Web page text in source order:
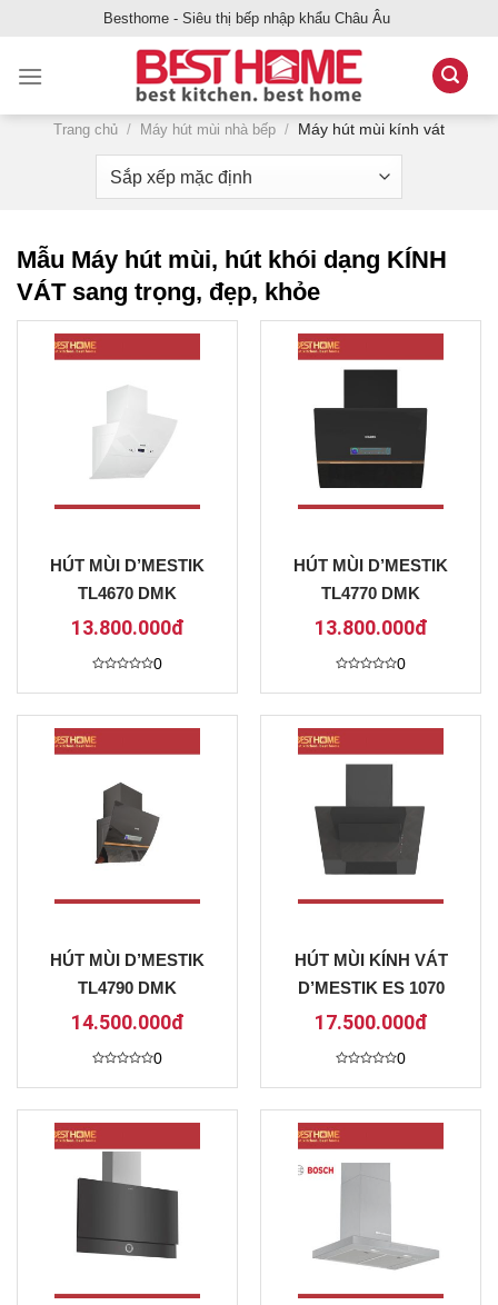
nội
Besthome - Siêu thị bếp nhập khẩu Châu Âu
Trang chủ / Máy hút mùi nhà bếp / Máy hút mùi kính vát
Mẫu Máy hút mùi, hút khói dạng KÍNH
VÁT sang trọng, đẹp, khỏe
HÚT MÙI D’MESTIK
TL4670 DMK
13.800.000đ
xếp
0
5
sao
0
HÚT MÙI D’MESTIK
TL4770 DMK
13.800.000đ
xếp
0
5
sao
0
HÚT MÙI D’MESTIK
TL4790 DMK
14.500.000đ
xếp
0
5
sao
0
HÚT MÙI KÍNH VÁT
D’MESTIK ES 1070
DMK
17.500.000đ
xếp
0
5
sao
0